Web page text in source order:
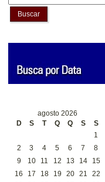
Buscar
agosto 2026
D
S T Q Q S
S
1
2
3 4 5 6 7
8
9
10 11 12 13 14
15
16
17 18 19 20 21
22